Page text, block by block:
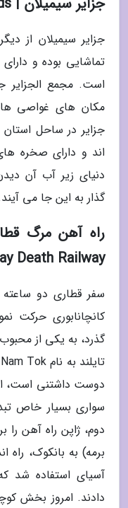
جزایر سیمیلان از
است. مجمع الجزایر
مکان های غواصی
جزایر در ساحل
اند و دارای صخره
دنیای زیر آب آن
گذار به این جا می
Death Railway
سفر قطاری دو ساعته
گذرد، به یکی از
دوست داشتنی است،
سواری بسیار خاص
دوم، ژاپن راه آهن
برمه) به بانکوک، راه
آسیای استفاده شد
دادند. امروز بخش